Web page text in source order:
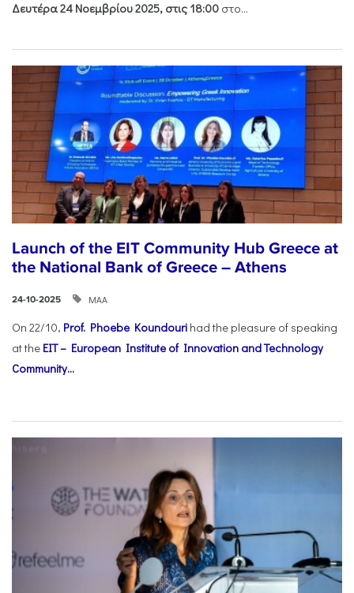
Δευτέρα 24 Νοεμβρίου 2025, στις 18:00 στο...
Launch of the EIT Community Hub Greece at
the National Bank of Greece – Athens
24-10-2025 ΜΑΑ
On 22/10, Prof. Phoebe Koundouri had the pleasure of speaking
at the EIT – European Institute of Innovation and Technology
Community...